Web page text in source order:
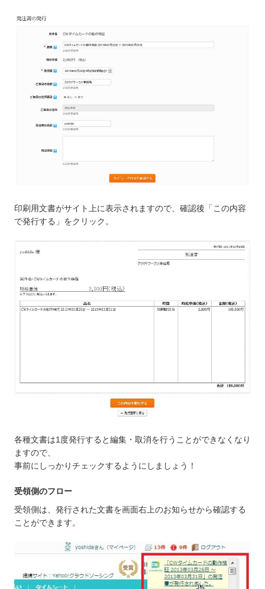
印刷用文書がサイト上に表示されますので、確認後「この内容
で発行する」をクリック。
各種文書は1度発行すると編集・取消を行うことができなくなり
ますので、
事前にしっかりチェックするようにしましょう！
受領側のフロー
受領側は、発行された文書を画面右上のお知らせから確認する
ことができます。